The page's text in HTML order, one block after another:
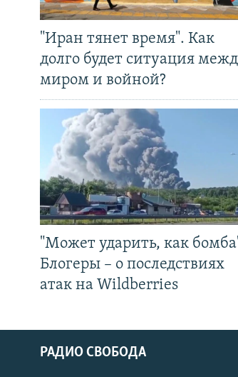
"Иран тянет время". Как
долго будет ситуация
миром и войной?
"Может ударить, как
Блогеры – о последствиях
атак на Wildberries
РАДИО СВОБОДА